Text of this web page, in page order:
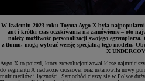
W kwietniu 2023 roku Toyota Aygo X była
aut i krótki czas oczekiwania na zamówienie – oto
należy możliwość personalizacji swojego
z tłumu, mogą wybrać wersję specjalną tego modelu.
X
Aygo X to pojazd, który zrewolucjonizował klasę
do segmentu A nadwozie crossover oraz ustanowiła nowy
multimediów i łączności. Samochód cieszy się w Polsce